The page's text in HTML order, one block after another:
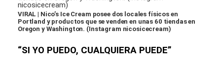
VIRAL | Nico’s Ice Cream posee dos locales físicos en
Portland y productos que se venden en unas 60 tiendas en
Oregon y Washington. (Instagram nicosicecream)
“SI YO PUEDO, CUALQUIERA PUEDE”